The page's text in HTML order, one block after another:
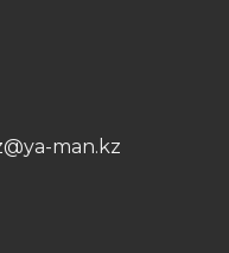
man.kz